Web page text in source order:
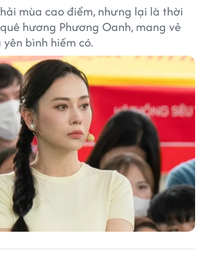
mùa cao điểm, nhưng lại là thời
hương Phương Oanh, mang vẻ
bình hiếm có.